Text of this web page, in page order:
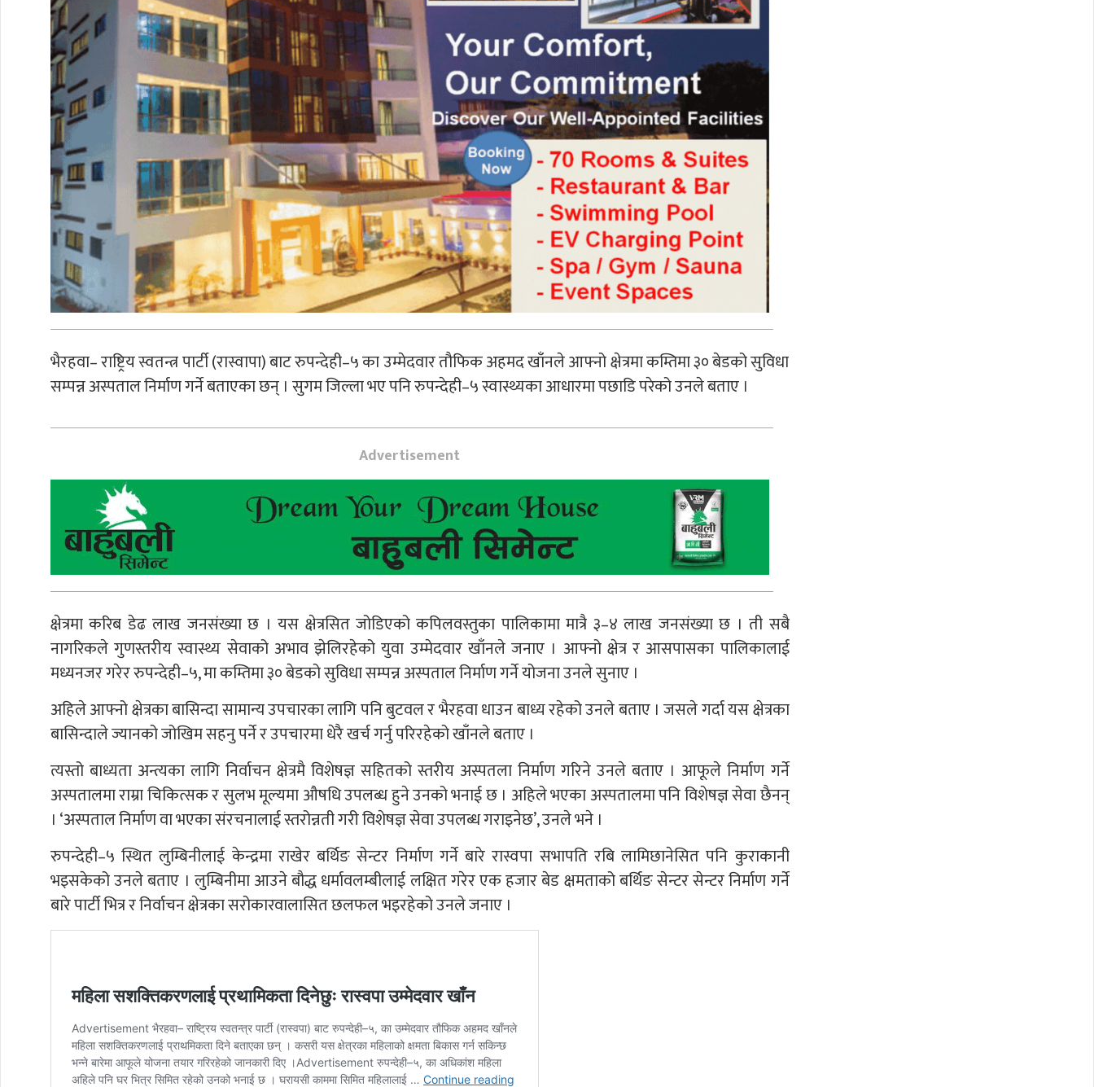
भैरहवा– राष्ट्रिय स्वतन्त्र पार्टी (रास्वापा) बाट रुपन्देही–५ का उम्मेदवार तौफिक अहमद खाँनले आफ्नो क्षेत्रमा कम्तिमा ३० बेडको सुविधा
सम्पन्न अस्पताल निर्माण गर्ने बताएका छन् । सुगम जिल्ला भए पनि रुपन्देही–५ स्वास्थ्यका आधारमा पछाडि परेको उनले बताए ।
Advertisement
क्षेत्रमा करिब डेढ लाख जनसंख्या छ । यस क्षेत्रसित जोडिएको कपिलवस्तुका पालिकामा मात्रै ३–४ लाख जनसंख्या छ । ती सबै
नागरिकले गुणस्तरीय स्वास्थ्य सेवाको अभाव झेलिरहेको युवा उम्मेदवार खाँनले जनाए । आफ्नो क्षेत्र र आसपासका पालिकालाई
मध्यनजर गरेर रुपन्देही–५, मा कम्तिमा ३० बेडको सुविधा सम्पन्न अस्पताल निर्माण गर्ने योजना उनले सुनाए ।
अहिले आफ्नो क्षेत्रका बासिन्दा सामान्य उपचारका लागि पनि बुटवल र भैरहवा धाउन बाध्य रहेको उनले बताए । जसले गर्दा यस क्षेत्रका
बासिन्दाले ज्यानको जोखिम सहनु पर्ने र उपचारमा धेरै खर्च गर्नु परिरहेको खाँनले बताए ।
त्यस्तो बाध्यता अन्त्यका लागि निर्वाचन क्षेत्रमै विशेषज्ञ सहितको स्तरीय अस्पतला निर्माण गरिने उनले बताए । आफूले निर्माण गर्ने
अस्पतालमा राम्रा चिकित्सक र सुलभ मूल्यमा औषधि उपलब्ध हुने उनको भनाई छ । अहिले भएका अस्पतालमा पनि विशेषज्ञ सेवा छैनन्
। ‘अस्पताल निर्माण वा भएका संरचनालाई स्तरोन्नती गरी विशेषज्ञ सेवा उपलब्ध गराइनेछ’, उनले भने ।
रुपन्देही–५ स्थित लुम्बिनीलाई केन्द्रमा राखेर बर्थिङ सेन्टर निर्माण गर्ने बारे रास्वपा सभापति रबि लामिछानेसित पनि कुराकानी
भइसकेको उनले बताए । लुम्बिनीमा आउने बौद्ध धर्मावलम्बीलाई लक्षित गरेर एक हजार बेड क्षमताको बर्थिङ सेन्टर सेन्टर निर्माण गर्ने
बारे पार्टी भित्र र निर्वाचन क्षेत्रका सरोकारवालासित छलफल भइरहेको उनले जनाए ।